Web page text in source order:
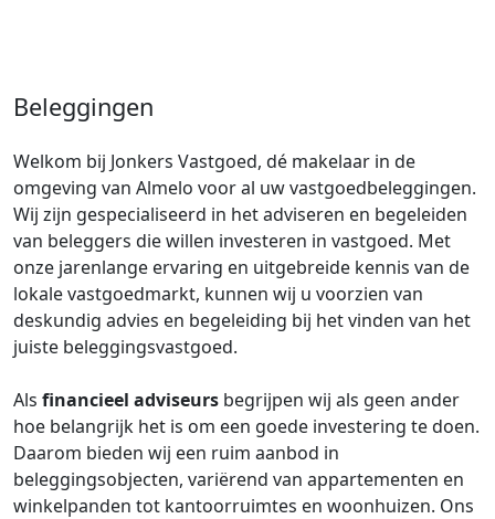
Beleggingen
Welkom bij Jonkers Vastgoed, dé makelaar in de
omgeving van Almelo voor al uw vastgoedbeleggingen.
Wij zijn gespecialiseerd in het adviseren en begeleiden
van beleggers die willen investeren in vastgoed. Met
onze jarenlange ervaring en uitgebreide kennis van de
lokale vastgoedmarkt, kunnen wij u voorzien van
deskundig advies en begeleiding bij het vinden van het
juiste beleggingsvastgoed.
Als financieel adviseurs begrijpen wij als geen ander
hoe belangrijk het is om een goede investering te doen.
Daarom bieden wij een ruim aanbod in
beleggingsobjecten, variërend van appartementen en
winkelpanden tot kantoorruimtes en woonhuizen. Ons